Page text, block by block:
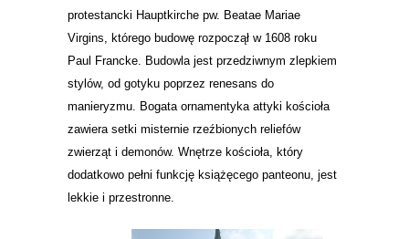
protestancki Hauptkirche pw. Beatae Mariae
Virgins, którego budowę rozpoczął w 1608 roku
Paul Francke. Budowla jest przedziwnym zlepkiem
stylów, od gotyku poprzez renesans do
manieryzmu. Bogata ornamentyka attyki kościoła
zawiera setki misternie rzeźbionych reliefów
zwierząt i demonów. Wnętrze kościoła, który
dodatkowo pełni funkcję książęcego panteonu, jest
lekkie i przestronne.